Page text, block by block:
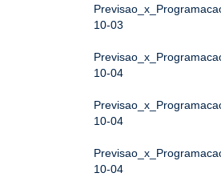
10-03
10-04
10-04
10-04